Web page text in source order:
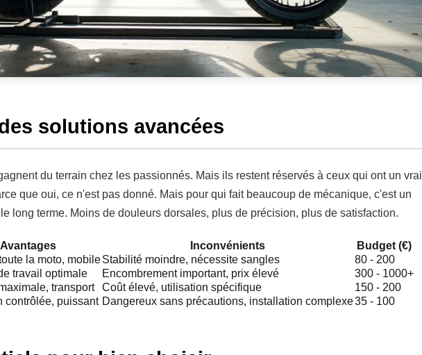
solutions avancées
du terrain chez les passionnés. Mais ils restent réservés à ceux qui ont un vrai
que oui, ce n'est pas donné. Mais pour qui fait beaucoup de mécanique, c'est un
long terme. Moins de douleurs dorsales, plus de précision, plus de satisfaction.
Avantages Inconvénients
Budget (€)
la moto, mobileStabilité moindre, nécessite sangles
80 - 200
travail optimale Encombrement important, prix élevé
300 - 1000+
transport Coût élevé, utilisation spécifique
150 - 200
contrôlée, puissant Dangereux sans précautions, installation complexe35 - 100